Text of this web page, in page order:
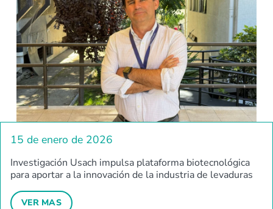
15 de enero de 2026
Investigación Usach impulsa plataforma biotecnológica
para aportar a la innovación de la industria de levaduras
VER MAS